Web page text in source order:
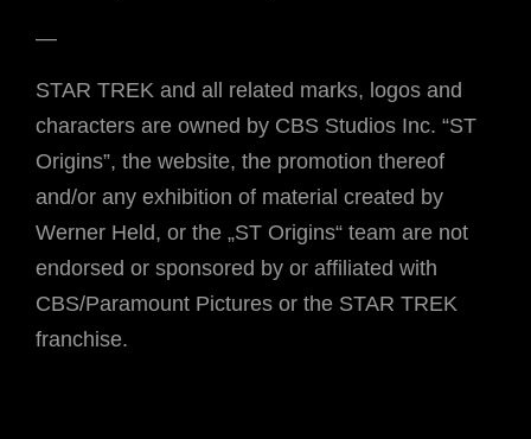
—
STAR TREK and all related marks, logos and
characters are owned by CBS Studios Inc. “ST
Origins”, the website, the promotion thereof
and/or any exhibition of material created by
Werner Held, or the „ST Origins“ team are not
endorsed or sponsored by or affiliated with
CBS/Paramount Pictures or the STAR TREK
franchise.